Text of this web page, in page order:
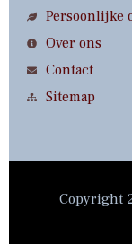
Persoonlijke
Over ons
Contact
Sitemap
Copyright